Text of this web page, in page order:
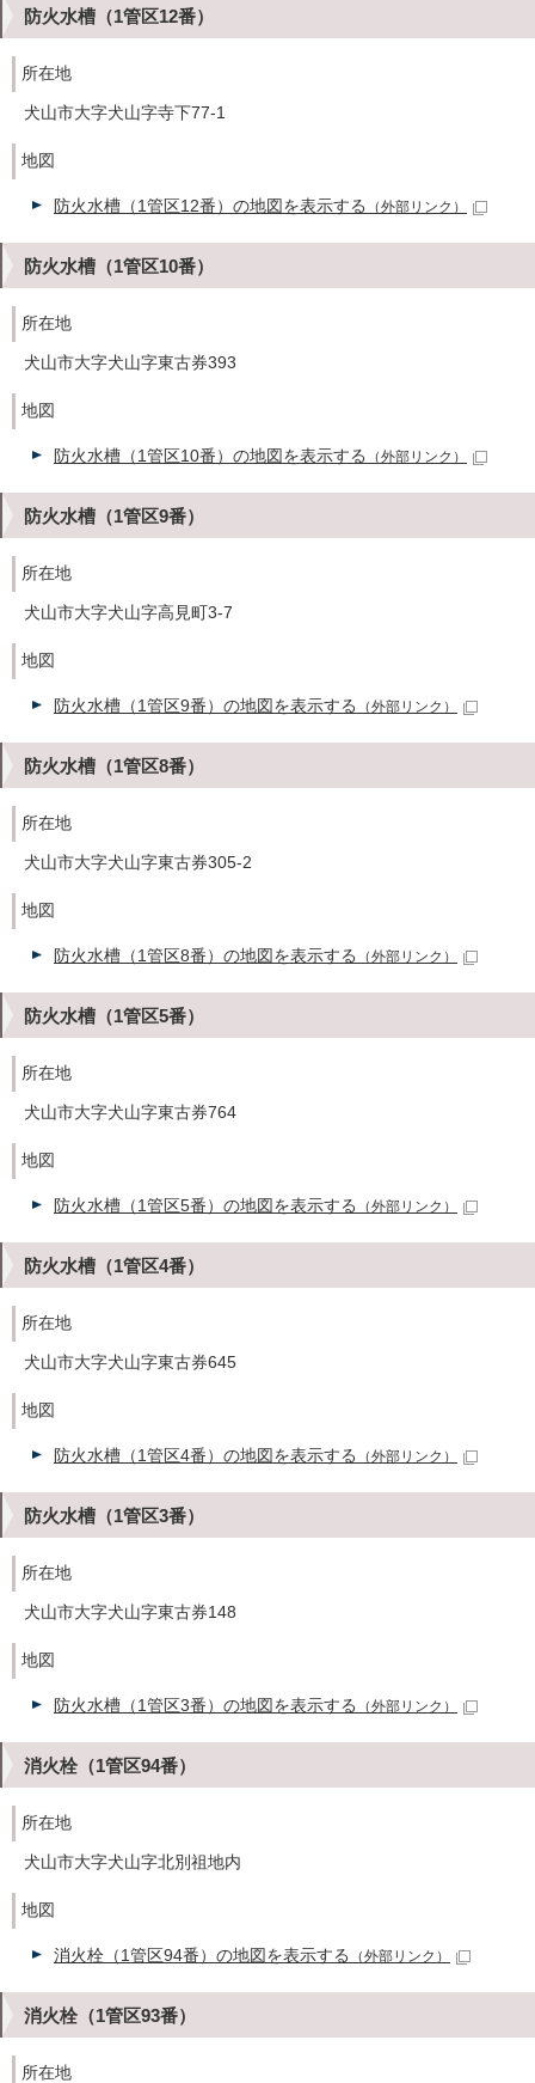
防火水槽（1管区12番）
所在地
犬山市大字犬山字寺下77-1
地図
防火水槽（1管区12番）の地図を表示する （外部リンク）
防火水槽（1管区10番）
所在地
犬山市大字犬山字東古券393
地図
防火水槽（1管区10番）の地図を表示する （外部リンク）
防火水槽（1管区9番）
所在地
犬山市大字犬山字高見町3-7
地図
防火水槽（1管区9番）の地図を表示する （外部リンク）
防火水槽（1管区8番）
所在地
犬山市大字犬山字東古券305-2
地図
防火水槽（1管区8番）の地図を表示する （外部リンク）
防火水槽（1管区5番）
所在地
犬山市大字犬山字東古券764
地図
防火水槽（1管区5番）の地図を表示する （外部リンク）
防火水槽（1管区4番）
所在地
犬山市大字犬山字東古券645
地図
防火水槽（1管区4番）の地図を表示する （外部リンク）
防火水槽（1管区3番）
所在地
犬山市大字犬山字東古券148
地図
防火水槽（1管区3番）の地図を表示する （外部リンク）
消火栓（1管区94番）
所在地
犬山市大字犬山字北別祖地内
地図
消火栓（1管区94番）の地図を表示する （外部リンク）
消火栓（1管区93番）
所在地